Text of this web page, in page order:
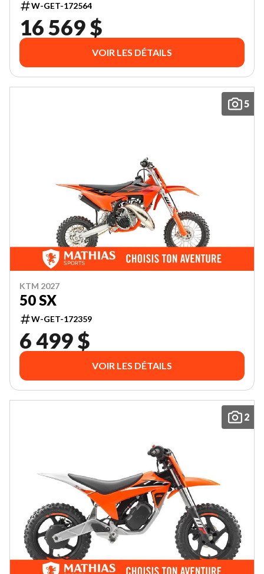
W-GET-172564
16 569 $
VOIR LES DÉTAILS
5
KTM 2027
50 SX
W-GET-172359
6 499 $
VOIR LES DÉTAILS
2